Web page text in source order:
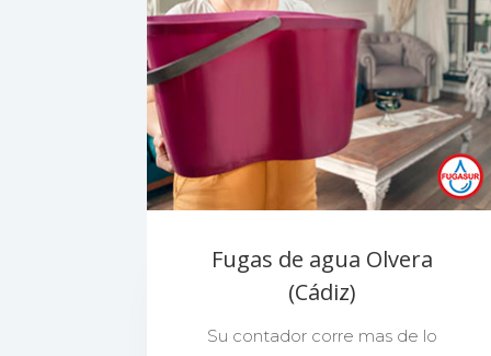
Fugas de agua Olvera
(Cádiz)
Su contador corre mas de lo